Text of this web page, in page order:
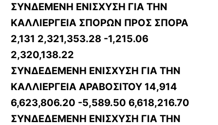
ΣΥΝΔΕΜΕΝΗ ΕΝΙΣΧΥΣΗ ΓΙΑ ΤΗΝ
ΚΑΛΛΙΕΡΓΕΙΑ ΣΠΟΡΩΝ ΠΡΟΣ ΣΠΟΡΑ
2,131 2,321,353.28 -1,215.06
2,320,138.22
ΣΥΝΔΕΔΕΜΕΝΗ ΕΝΙΣΧΥΣΗ ΓΙΑ ΤΗΝ
ΚΑΛΛΙΕΡΓΕΙΑ ΑΡΑΒΟΣΙΤΟΥ 14,914
6,623,806.20 -5,589.50 6,618,216.70
ΣΥΝΔΕΔΕΜΕΝΗ ΕΝΙΣΧΥΣΗ ΓΙΑ ΤΗΝ